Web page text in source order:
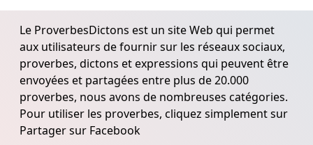
Le ProverbesDictons est un site Web qui permet
aux utilisateurs de fournir sur les réseaux sociaux,
proverbes, dictons et expressions qui peuvent être
envoyées et partagées entre plus de 20.000
proverbes, nous avons de nombreuses catégories.
Pour utiliser les proverbes, cliquez simplement sur
Partager sur Facebook